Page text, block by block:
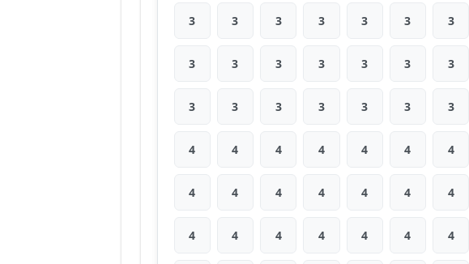
3 3 3 3 3 3 3
3 3 3 3 3 3 3
3 3 3 3 3 3 3
4 4 4 4 4 4 4
4 4 4 4 4 4 4
4 4 4 4 4 4 4